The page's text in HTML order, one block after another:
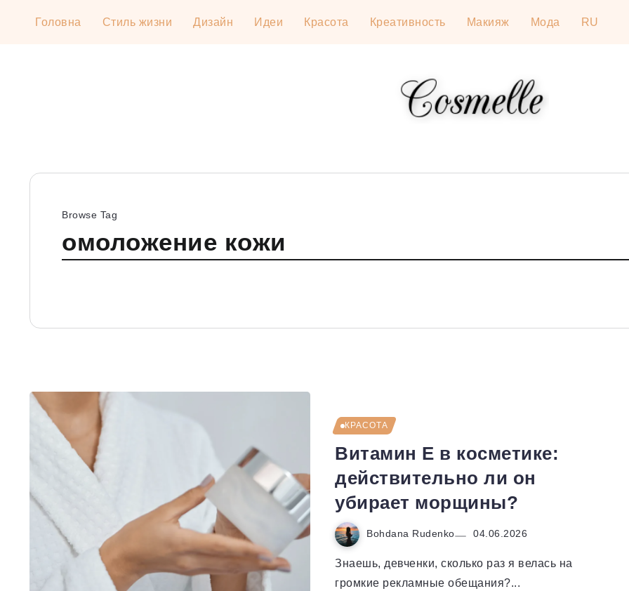
Головна Стиль жизни Дизайн Идеи Красота Креативность Макияж Мода RU
Browse Tag
омоложение кожи
КРАСОТА
Витамин Е в косметике:
действительно ли он
убирает морщины?
Bohdana Rudenko 04.06.2026
Знаешь, девченки, сколько раз я велась на
громкие рекламные обещания?...